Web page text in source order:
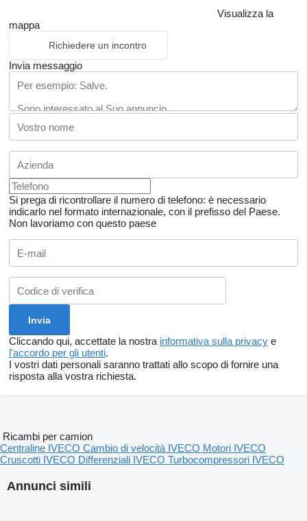
Visualizza la
mappa
Richiedere un incontro
Invia messaggio
Si prega di ricontrollare il numero di telefono: è necessario
indicarlo nel formato internazionale, con il prefisso del Paese.
Non lavoriamo con questo paese
Cliccando qui, accettate la nostra informativa sulla privacy e
l'accordo per gli utenti.
I vostri dati personali saranno trattati allo scopo di fornire una
risposta alla vostra richiesta.
Annunci simili
Ricambi per camion
Centraline IVECO Cambio di velocità IVECO Motori IVECO
Cruscotti IVECO Differenziali IVECO Turbocompressori IVECO